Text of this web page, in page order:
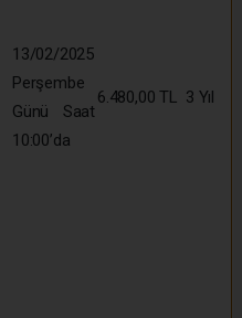
13/02/2025
Perşembe
Günü Saat
10:00’da
6.480,00 TL 3 Yıl